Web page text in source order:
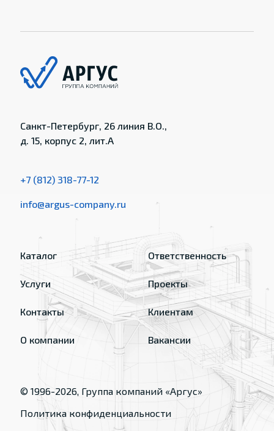
Санкт-Петербург, 26 линия В.О.,
д. 15, корпус 2, лит.А
+7 (812) 318-77-12
info@argus-company.ru
Каталог
Услуги
Контакты
О компании
Ответственность
Проекты
Клиентам
Вакансии
© 1996-2026, Группа компаний «Аргус»
Политика конфиденциальности